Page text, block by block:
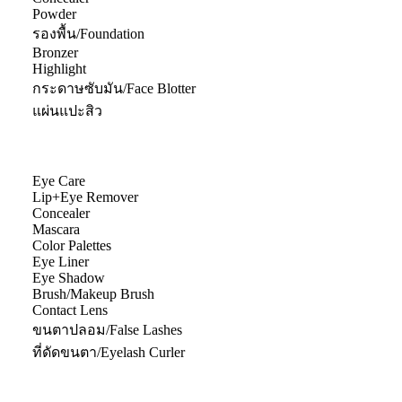
Powder
รองพื้น/Foundation
Bronzer
Highlight
กระดาษซับมัน/Face Blotter
แผ่นแปะสิว
Eye Care
Lip+Eye Remover
Concealer
Mascara
Color Palettes
Eye Liner
Eye Shadow
Brush/Makeup Brush
Contact Lens
ขนตาปลอม/False Lashes
ที่ดัดขนตา/Eyelash Curler